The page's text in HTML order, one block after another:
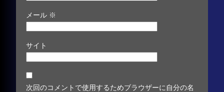
メール ※
サイト
次回のコメントで使用するためブラウザーに自分の名